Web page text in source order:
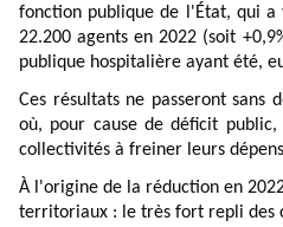
fonction publique de l'État, qui a
22.200 agents en 2022 (soit
publique hospitalière ayant été,
Ces résultats ne passeront sans
où, pour cause de déficit
collectivités à freiner leurs
À l'origine de la réduction en
territoriaux : le très fort repli des